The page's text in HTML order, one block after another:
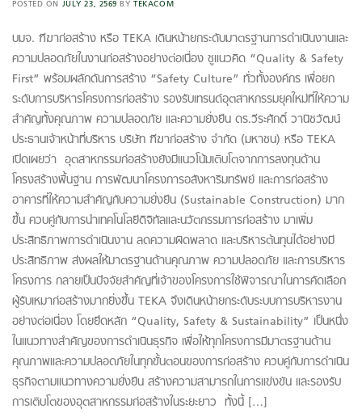
POSTED ON JULY 23, 2569 BYTEKACOM
บมจ. ฑีฆาก่อสร้าง หรือ TEKA เดินหน้ายกระดับมาตรฐานการดำเนินงานและ
ความปลอดภัยในงานก่อสร้างอย่างต่อเนื่อง ชูแนวคิด “Quality & Safety
First” พร้อมผลักดันการสร้าง “Safety Culture” ทั่วทั้งองค์กร เพื่อยก
ระดับการบริหารโครงการก่อสร้าง รองรับเทรนด์อุตสาหกรรมยุคใหม่ที่ให้ความ
สำคัญทั้งคุณภาพ ความปลอดภัย และความยั่งยืน ดร.วีระศักดิ์ วานิชวัฒน์
ประธานเจ้าหน้าที่บริหาร บริษัท ฑีฆาก่อสร้าง จำกัด (มหาชน) หรือ TEKA
เปิดเผยว่า อุตสาหกรรมก่อสร้างยังมีแนวโน้มเติบโตจากการลงทุนด้าน
โครงสร้างพื้นฐาน การพัฒนาโครงการอสังหาริมทรัพย์ และการก่อสร้าง
อาคารที่ให้ความสำคัญกับความยั่งยืน (Sustainable Construction) มาก
ขึ้น ควบคู่กับการนำเทคโนโลยีดิจิทัลและนวัตกรรมการก่อสร้าง มาเพิ่ม
ประสิทธิภาพการดำเนินงาน ลดความผิดพลาด และบริหารต้นทุนได้อย่างมี
ประสิทธิภาพ ส่งผลให้มาตรฐานด้านคุณภาพ ความปลอดภัย และการบริหาร
โครงการ กลายเป็นปัจจัยสำคัญที่เจ้าของโครงการใช้พิจารณาในการคัดเลือก
ผู้รับเหมาก่อสร้างมากยิ่งขึ้น TEKA จึงเดินหน้ายกระดับระบบการบริหารงาน
อย่างต่อเนื่อง โดยยึดหลัก “Quality, Safety & Sustainability” เป็นหนึ่ง
ในแนวทางสำคัญของการดำเนินธุรกิจ เพื่อให้ทุกโครงการมีมาตรฐานด้าน
คุณภาพและความปลอดภัยในทุกขั้นตอนของการก่อสร้าง ควบคู่กับการดำเนิน
ธุรกิจตามแนวทางความยั่งยืน สร้างความสามารถในการแข่งขัน และรองรับ
การเติบโตของอุตสาหกรรมก่อสร้างในระยะยาว ทั้งนี้ […]